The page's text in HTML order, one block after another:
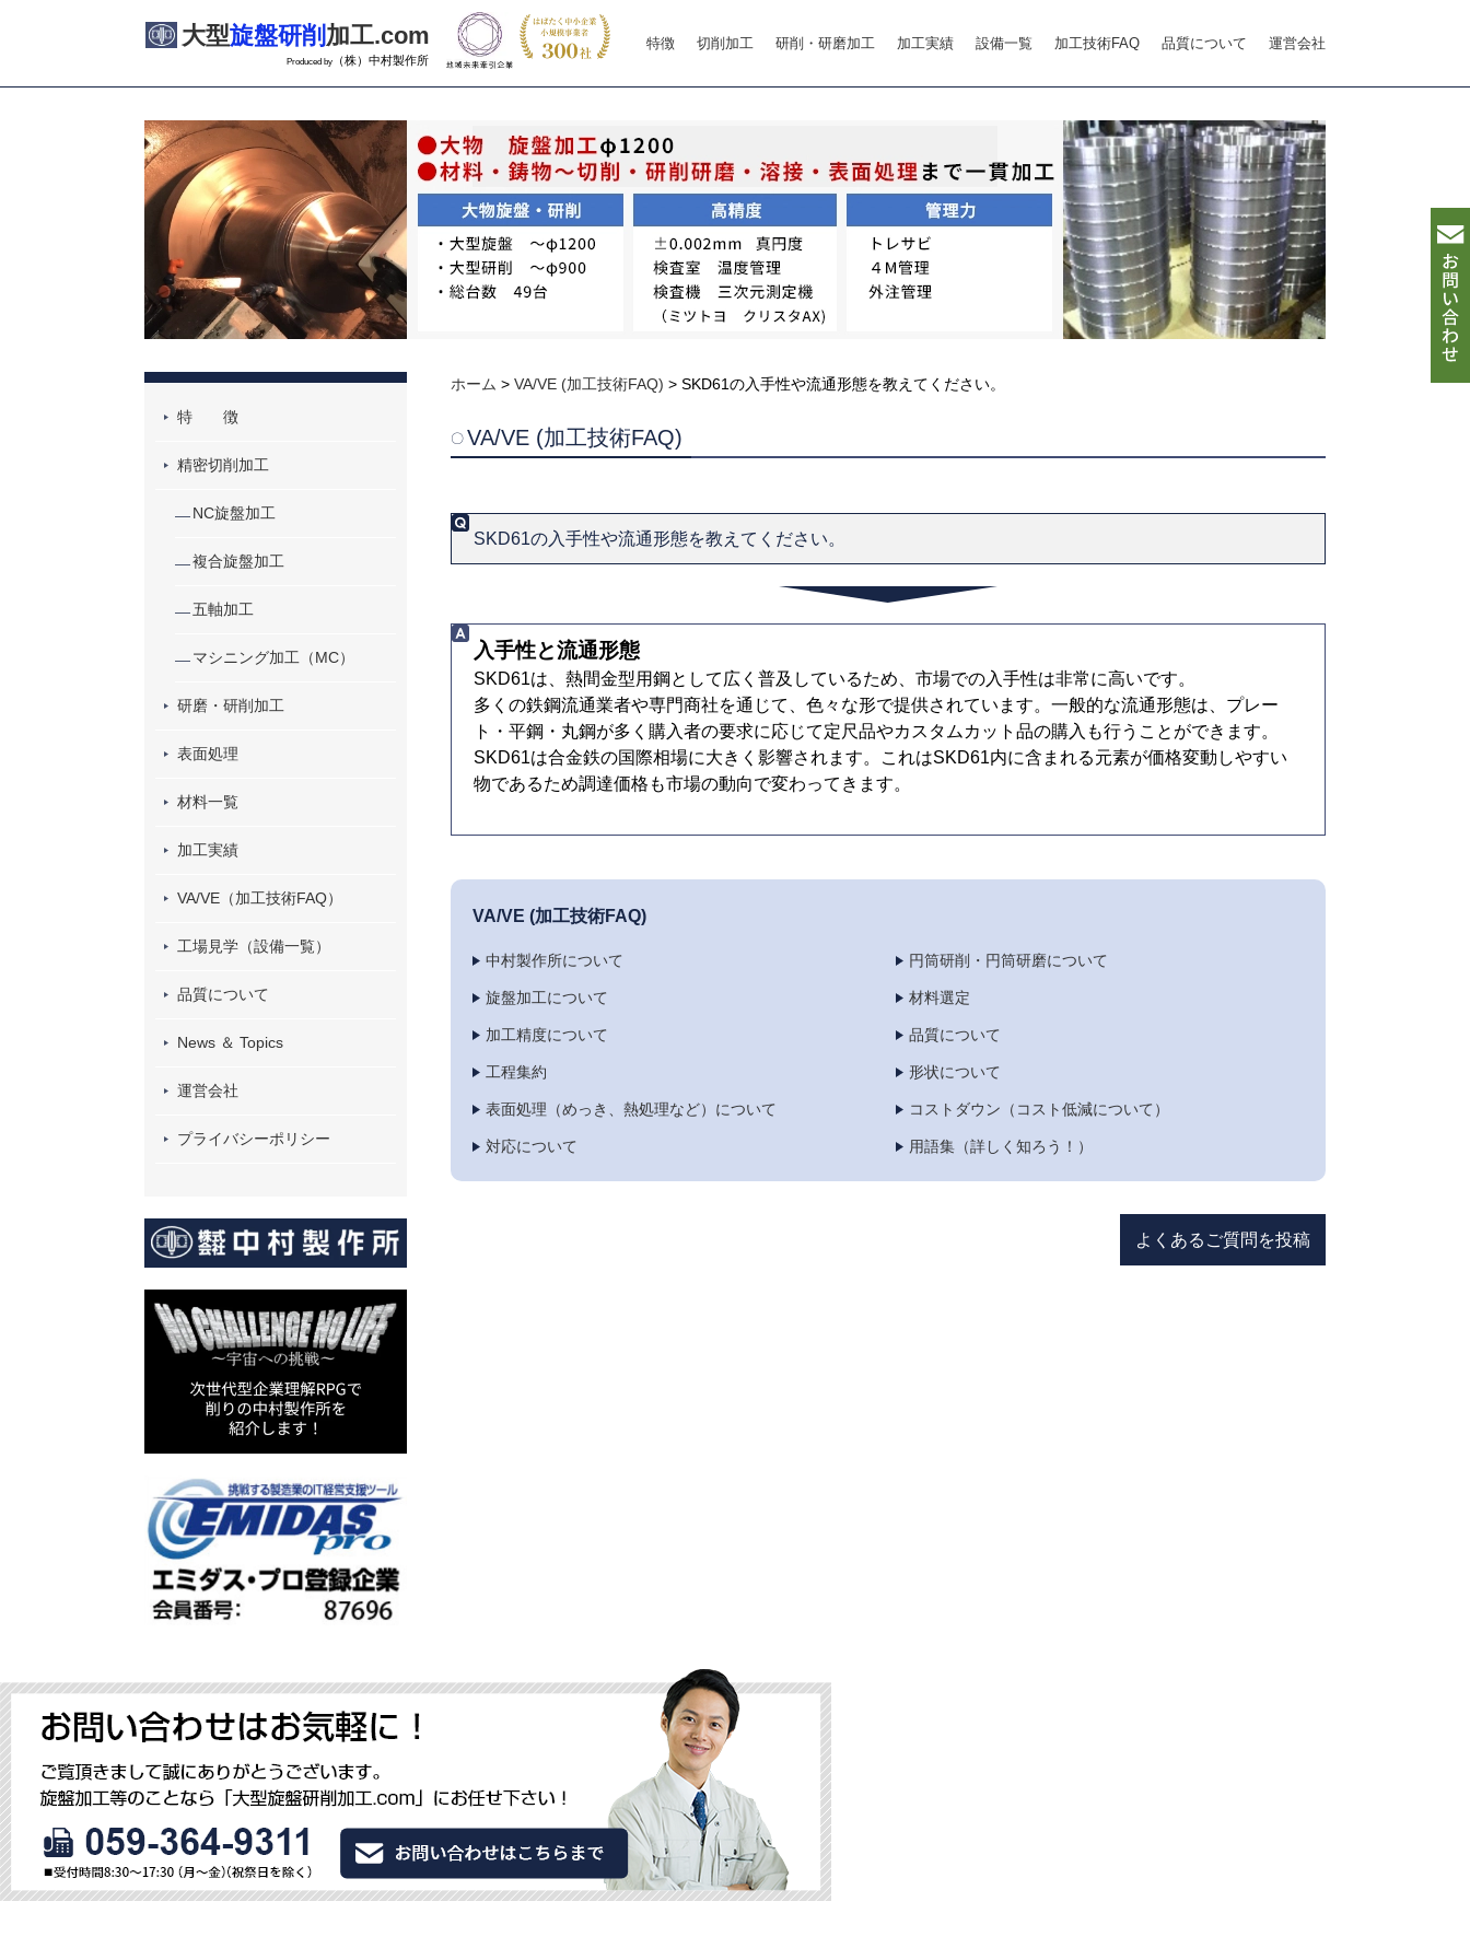
Produced by （株）中村製作所
大型旋盤研削 加工.com 特徴 切削加工 研削・研磨加工 加工実績 設備一覧 加工技術FAQ 品質について 運営会社
ホーム > VA/VE (加工技術FAQ) > SKD61の入手性や流通形態を教えてください。
VA/VE (加工技術FAQ)
SKD61の入手性や流通形態を教えてください。
入手性と流通形態
SKD61は、熱間金型用鋼として広く普及しているため、市場での入手性は非常に高いです。
多くの鉄鋼流通業者や専門商社を通じて、色々な形で提供されています。一般的な流通形態は、プレー
ト・平鋼・丸鋼が多く購入者の要求に応じて定尺品やカスタムカット品の購入も行うことができます。
SKD61は合金鉄の国際相場に大きく影響されます。これはSKD61内に含まれる元素が価格変動しやすい
物であるため調達価格も市場の動向で変わってきます。
VA/VE (加工技術FAQ)
中村製作所について 円筒研削・円筒研磨について
旋盤加工について 材料選定
加工精度について 品質について
工程集約 形状について
表面処理（めっき、熱処理など）について コストダウン（コスト低減について）
対応について 用語集（詳しく知ろう！）
よくあるご質問を投稿
特 徴
精密切削加工
NC旋盤加工
複合旋盤加工
五軸加工
マシニング加工（MC）
研磨・研削加工
表面処理
材料一覧
加工実績
VA/VE（加工技術FAQ）
工場見学（設備一覧）
品質について
News ＆ Topics
運営会社
プライバシーポリシー